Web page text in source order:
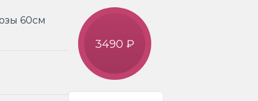
60см
3490 ₽